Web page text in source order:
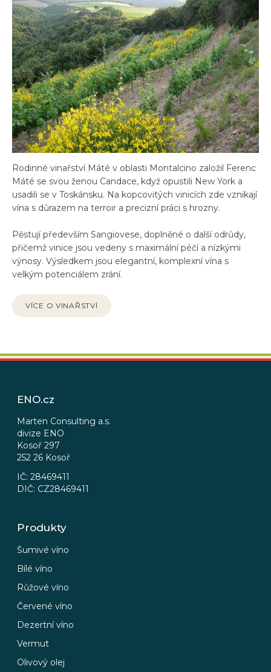
Rodinné vinařství Máté v oblasti Montalcino založil Ferenc
Máté se svou ženou Candace, když opustili New York a
usadili se v Toskánsku. Na kopcovitých vinicích zde vznikají
vína s důrazem na terroir a precizní práci s hrozny.
Pěstují především Sangiovese, doplněné o další odrůdy,
přičemž vinice jsou vedeny s maximální péčí a nízkými
výnosy. Výsledkem jsou elegantní, komplexní vína s
velkým potenciálem zrání.
VÍCE O VINAŘSTVÍ
Z
ENO.cz
Marten Consulting a.s.
divize ENO
Kosoř 297
252 26 Kosoř
IČ: 28469411
DIČ: CZ28469411
Produkty
Šumivé víno
Bílé víno
Růžové víno
Červené víno
Dezertní víno
Vermut
Olivový olej